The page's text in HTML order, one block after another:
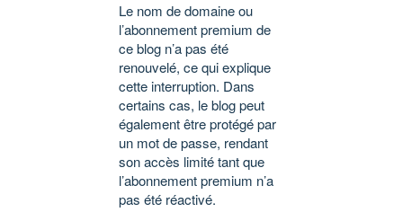
Le nom de domaine ou
l’abonnement premium de
ce blog n’a pas été
renouvelé, ce qui explique
cette interruption. Dans
certains cas, le blog peut
également être protégé par
un mot de passe, rendant
son accès limité tant que
l’abonnement premium n’a
pas été réactivé.